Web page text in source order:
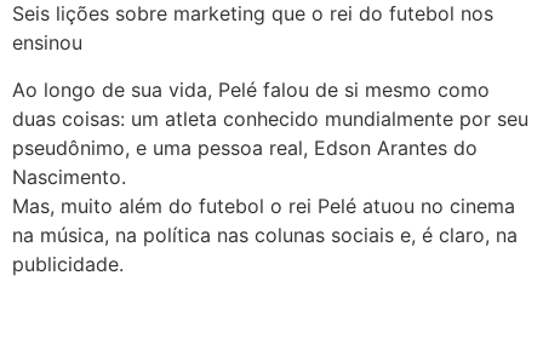
Seis lições sobre marketing que o rei do futebol nos
ensinou
Ao longo de sua vida, Pelé falou de si mesmo como
duas coisas: um atleta conhecido mundialmente por seu
pseudônimo, e uma pessoa real, Edson Arantes do
Nascimento.
Mas, muito além do futebol o rei Pelé atuou no cinema
na música, na política nas colunas sociais e, é claro, na
publicidade.